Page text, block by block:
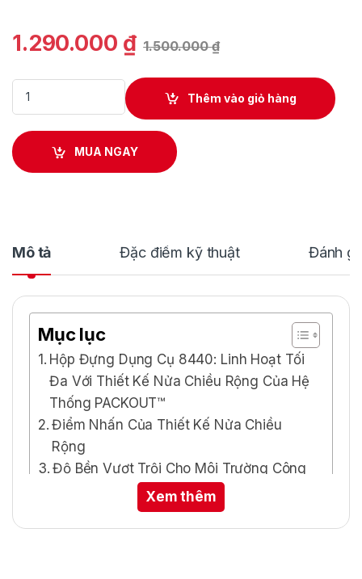
1.290.000 ₫ 1.500.000₫
Hộp đựng dụng cụ 8440 quantity
Thêm vào giỏ hàng
MUA NGAY
Mô tả Đặc điểm kỹ thuật Đánh
Mục lục
Hộp Đựng Dụng Cụ 8440: Linh Hoạt Tối
Đa Với Thiết Kế Nửa Chiều Rộng Của Hệ
Thống PACKOUT™
Điểm Nhấn Của Thiết Kế Nửa Chiều
Rộng
Độ Bền Vượt Trội Cho Môi Trường Công
Linh Hoạt Vượt Trội: Từ Sàn Nhà Đến
Bức Tường
Xem thêm